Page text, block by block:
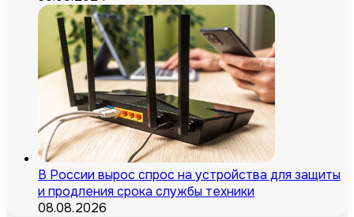
В России вырос спрос на устройства для защиты
и продления срока службы техники
08.08.2026